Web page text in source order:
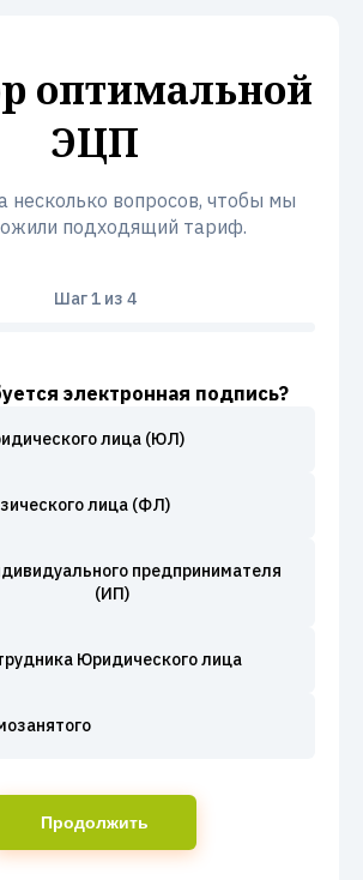
оптимальной
ЭЦП
несколько вопросов, чтобы мы
подходящий тариф.
Шаг1из 4
электронная подпись?
лица (ЮЛ)
лица (ФЛ)
предпринимателя
(ИП)
Юридического лица
Продолжить